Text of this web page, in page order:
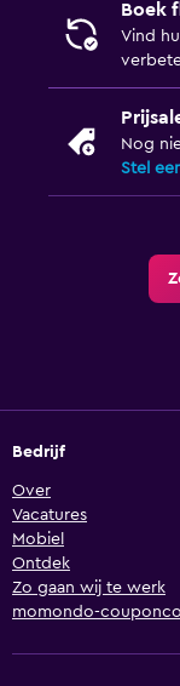
Boek
Vind
Nog
Stel
Bedrijf
Over
Vacatures
Mobiel
Ontdek
Zo gaan wij te werk
momondo-